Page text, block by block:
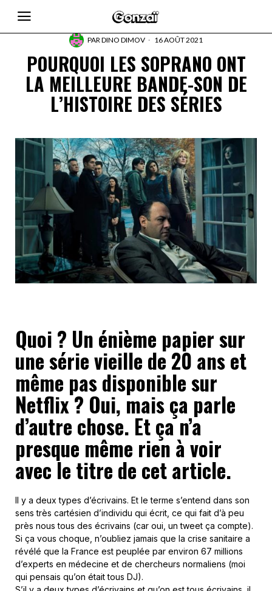
PARDINO DIMOV 16 AOÛT 2021
POURQUOI LES SOPRANO ONT
LA MEILLEURE BANDE-SON DE
L’HISTOIRE DES SÉRIES
Quoi ? Un énième papier sur
une série vieille de 20 ans et
même pas disponible sur
Netflix ? Oui, mais ça parle
d’autre chose. Et ça n’a
presque même rien à voir
avec le titre de cet article.
Il y a deux types d’écrivains. Et le terme s’entend dans son
sens très cartésien d’individu qui écrit, ce qui fait d’à peu
près nous tous des écrivains (car oui, un tweet ça compte).
Si ça vous choque, n’oubliez jamais que la crise sanitaire a
révélé que la France est peuplée par environ 67 millions
d’experts en médecine et de chercheurs normaliens (moi
qui pensais qu’on était tous DJ).